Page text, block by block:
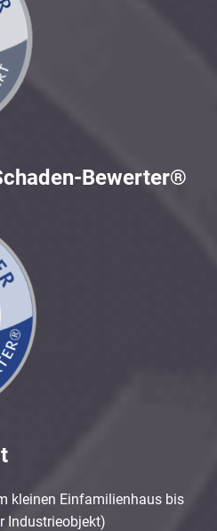
Bewerter®
kleinen Einfamilienhaus bis
Industrieobjekt)